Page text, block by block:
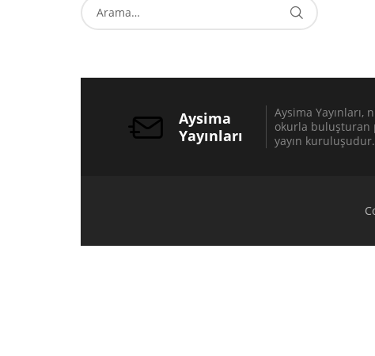
Aysima
Yayınları
Aysima Yayınları,
okurla buluşturan
yayın kuruluşudur.